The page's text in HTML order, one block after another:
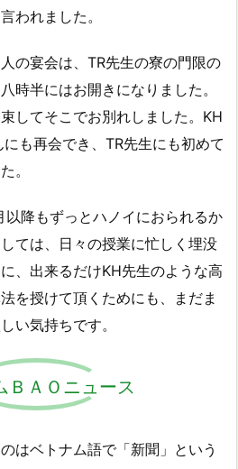
われました。
の宴会は、TR先生の寮の門限の
時半にはお開きになりました。
してそこでお別れしました。KH
も再会でき、TR先生にも初めて
。
以降もずっとハノイにおられるか
ては、日々の授業に忙しく埋没
、出来るだけKH先生のような高
を授けて頂くためにも、まだま
い気持ちです。
ＢＡＯニュース
はベトナム語で「新聞」という